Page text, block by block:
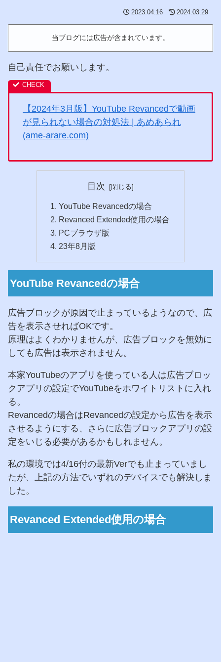
2023.04.16 2024.03.29
当ブログには広告が含まれています。
自己責任でお願いします。
【2024年3月版】YouTube Revancedで動画
が見られない場合の対処法 | あめあられ
(ame-arare.com)
目次
YouTube Revancedの場合
Revanced Extended使用の場合
PCブラウザ版
23年8月版
YouTube Revancedの場合
広告ブロックが原因で止まっているようなので、広
告を表示させればOKです。
原理はよくわかりませんが、広告ブロックを無効に
しても広告は表示されません。
本家YouTubeのアプリを使っている人は広告ブロッ
クアプリの設定でYouTubeをホワイトリストに入れ
る。
Revancedの場合はRevancedの設定から広告を表示
させるようにする、さらに広告ブロックアプリの設
定をいじる必要があるかもしれません。
私の環境では4/16付の最新Verでも止まっていまし
たが、上記の方法でいずれのデバイスでも解決しま
した。
Revanced Extended使用の場合